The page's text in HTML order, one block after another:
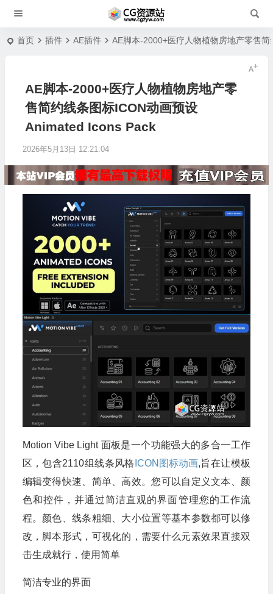
首页 插件 AE插件 AE脚本-2000+医疗人物植物房地产零售
AE脚本-2000+医疗人物植物房地产零
售简约线条图标ICON动画预设
Animated Icons Pack
2026年5月13日 12:21:04
Motion Vibe Light 面板是一个功能强大的多合一工作
区，包含2110组线条风格 ICON 图标动画,旨在让模板
编辑变得快速、简单、高效。您可以自定义文本、颜
色和控件，并通过简洁直观的界面管理您的工作流
程。颜色、线条粗细、大小位置等基本参数都可以修
改，脚本形式，可视化的，需要什么元素效果直接双
击生成就行，使用简单
简洁专业的界面